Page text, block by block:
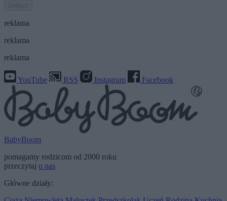
reklama
reklama
reklama
YouTube RSS Instagram Facebook
BabyBoom
pomagamy rodzicom od 2000 roku
przeczytaj o nas
Główne działy: